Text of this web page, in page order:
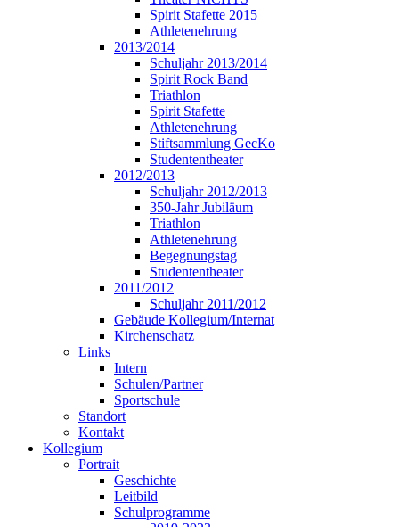
Spirit Stafette 2015
Athletenehrung
2013/2014
Schuljahr 2013/2014
Spirit Rock Band
Triathlon
Spirit Stafette
Athletenehrung
Stiftsammlung GecKo
Studententheater
2012/2013
Schuljahr 2012/2013
350-Jahr Jubiläum
Triathlon
Athletenehrung
Begegnungstag
Studententheater
2011/2012
Schuljahr 2011/2012
Gebäude Kollegium/Internat
Kirchenschatz
Links
Intern
Schulen/Partner
Sportschule
Standort
Kontakt
Kollegium
Portrait
Geschichte
Leitbild
Schulprogramme